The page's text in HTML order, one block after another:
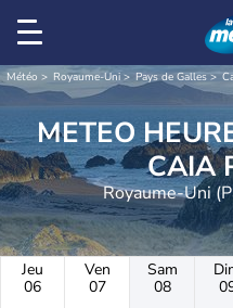
Météo Royaume-Uni Pays de Galles
METEO
CAIA
Royaume-Uni
Jeu
06
Ven
07
Sam
08